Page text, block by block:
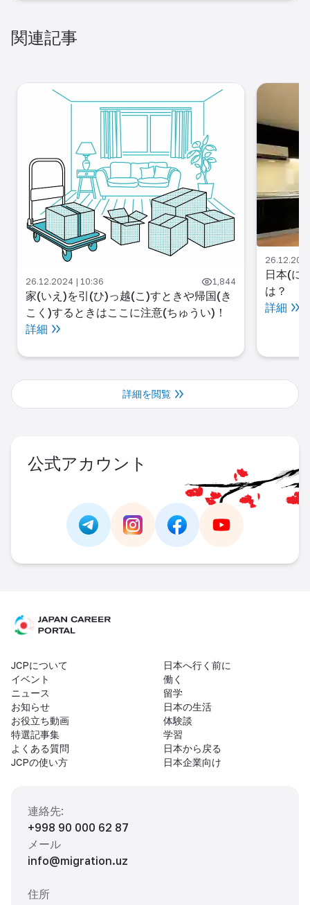
関連記事
26.12.2024 | 10:36 1,844
家(いえ)を引(ひ)っ越(こ)すときや帰国(き
こく)するときはここに注意(ちゅうい)！
詳細
日本(に
は？
詳細
詳細を閲覧
公式アカウント
Link - https://t.me/https://
Link -
JCPについて
イベント
ニュース
お知らせ
お役立ち動画
特選記事集
よくある質問
JCPの使い方
日本へ行く前に
働く
留学
日本の生活
体験談
学習
日本から戻る
日本企業向け
連絡先:
+998 90 000 62 87
メール
info@migration.uz
住所